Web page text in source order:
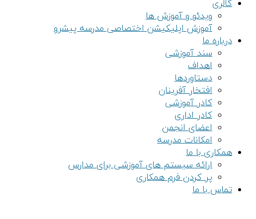
گالری
ویدئو و آموزش ها
آموزش اپلیکیشن اختصاصی مدرسه پیشرو
درباره ما
سند آموزشی
اهداف
دستاوردها
افتخار آفرینان
کادر آموزشی
کادر اداری
اعضای انجمن
امکانات مدرسه
همکاری با ما
ارائه سیستم های آموزشی برای مدارس
پر کردن فرم همکاری
تماس با ما